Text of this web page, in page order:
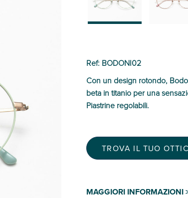
Ref: BODONI02
Con un design rotondo,
beta in titanio per una
Piastrine regolabili.
TROVA IL TUO
MAGGIORI INFORMAZIONI